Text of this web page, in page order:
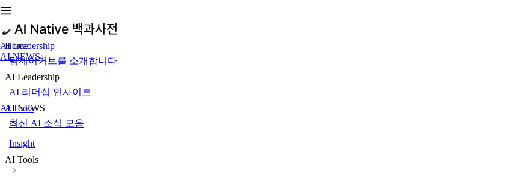
AI Leadership
AI NEWS
AI Tools
Home
팀제이커브를 소개합니다
AI Leadership
AI 리더십 인사이트
AI NEWS
최신 AI 소식 모음
Insight
AI Tools